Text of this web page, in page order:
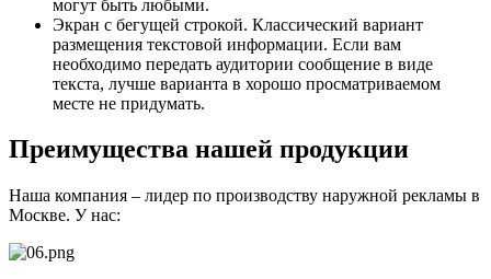
могут быть любыми.
Экран с бегущей строкой. Классический вариант
размещения текстовой информации. Если вам
необходимо передать аудитории сообщение в виде
текста, лучше варианта в хорошо просматриваемом
месте не придумать.
Преимущества нашей продукции
Наша компания – лидер по производству наружной рекламы в
Москве. У нас: